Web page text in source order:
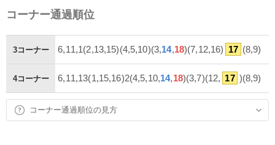
コーナー通過順位
3コーナー 6,11,1(2,13,15)(4,5,10)(3,14,18)(7,12,16) 17 (8,9)
4コーナー 6,11,13(1,15,16)2(4,5,10,14,18)(3,7)(12, 17 )(8,9)
コーナー通過順位の見方